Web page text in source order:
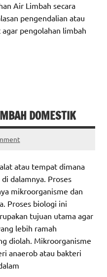
Air Limbah secara
pengendalian atau
pengolahan limbah
DOMESTIK
atau tempat dimana
dalamnya. Proses
mikroorganisme dan
Proses biologi ini
tujuan utama agar
lebih ramah
diolah. Mikroorganisme
anaerob atau bakteri